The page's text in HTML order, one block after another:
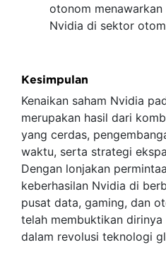
otonom
Nvidia di sektor
Kesimpulan
Kenaikan saham Nvidia
merupakan hasil dari
yang cerdas,
waktu, serta strategi
Dengan lonjakan
keberhasilan Nvidia di
pusat data, gaming, dan
telah membuktikan
dalam revolusi teknologi